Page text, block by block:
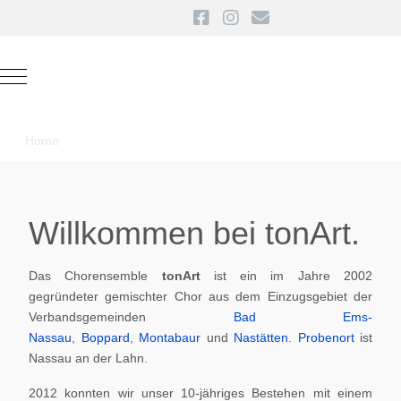
Mobile Menu Toggle
Home
Willkommen bei tonArt.
Das Chorensemble tonArt ist ein im Jahre 2002
gegründeter gemischter Chor aus dem Einzugsgebiet der
Verbandsgemeinden Bad Ems-
Nassau
Boppard Montabaur und Nastätten Probenortist
Nassau an der Lahn.
2012 konnten wir unser 10-jähriges Bestehen mit einem